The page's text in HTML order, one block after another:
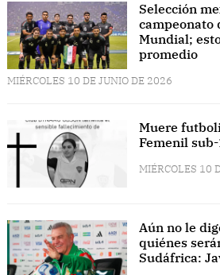
Selección
campeonato
Mundial;
promedio
MIÉRCOLES 10 DE JUNIO DE 2026
Muere
Femenil
MIÉRCOLES 10
Aún no le
quiénes
Sudáfrica: